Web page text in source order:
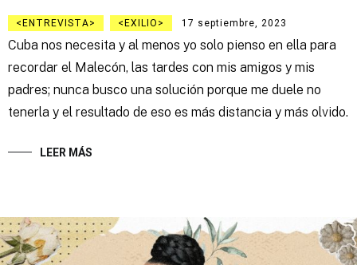
ENTREVISTA EXILIO 17 septiembre, 2023
Cuba nos necesita y al menos yo solo pienso en ella para
recordar el Malecón, las tardes con mis amigos y mis
padres; nunca busco una solución porque me duele no
tenerla y el resultado de eso es más distancia y más olvido.
LEER MÁS